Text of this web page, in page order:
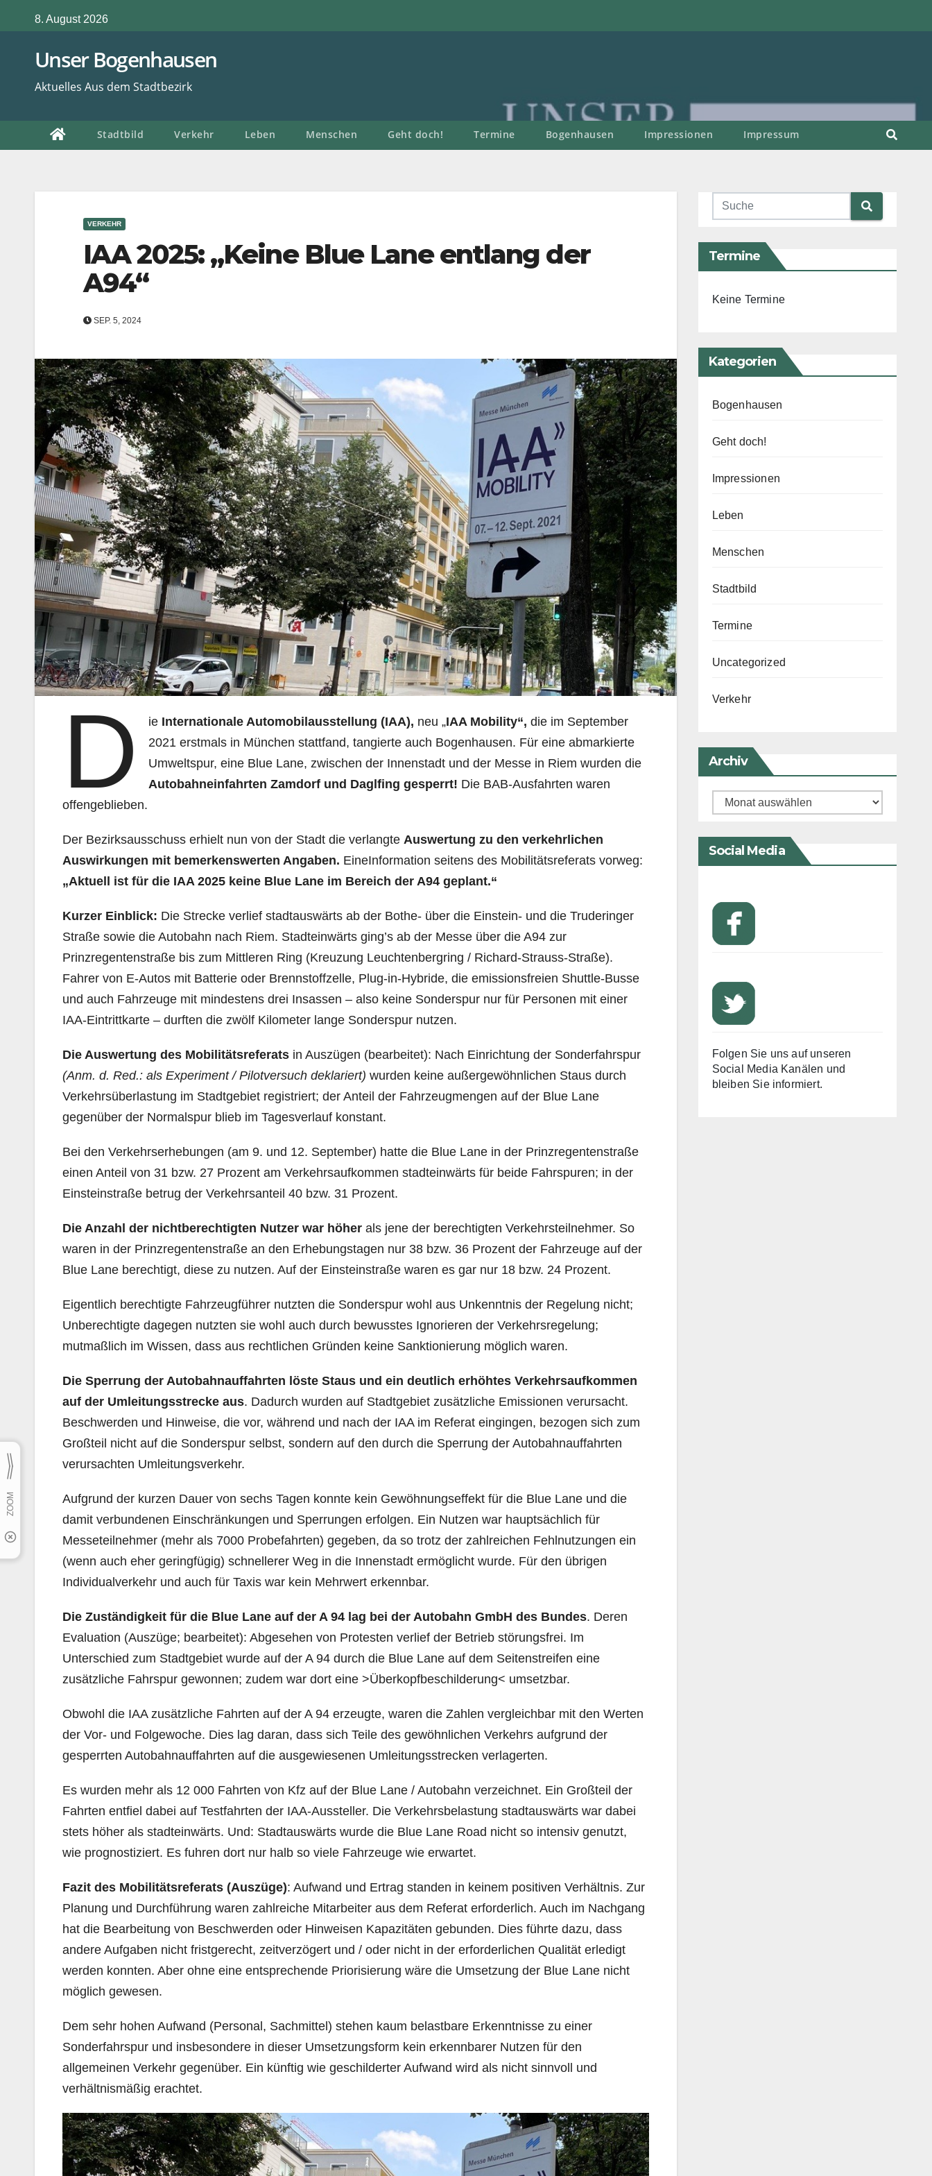
Inhalt
springen
8. August 2026
Unser Bogenhausen
Aktuelles Aus dem Stadtbezirk
Stadtbild Verkehr Leben Menschen Geht doch! Termine Bogenhausen Impressionen Impressum
VERKEHR
IAA 2025: „Keine Blue Lane entlang der
A94“
SEP. 5, 2024
D ie Internationale Automobilausstellung (IAA), neu „IAA Mobility“, die im September
2021 erstmals in München stattfand, tangierte auch Bogenhausen. Für eine abmarkierte
Umweltspur, eine Blue Lane, zwischen der Innenstadt und der Messe in Riem wurden die
Autobahneinfahrten Zamdorf und Daglfing gesperrt! Die BAB-Ausfahrten waren
offengeblieben.
Der Bezirksausschuss erhielt nun von der Stadt die verlangte Auswertung zu den verkehrlichen
Auswirkungen mit bemerkenswerten Angaben. EineInformation seitens des Mobilitätsreferats vorweg:
„Aktuell ist für die IAA 2025 keine Blue Lane im Bereich der A94 geplant.“
Kurzer Einblick: Die Strecke verlief stadtauswärts ab der Bothe- über die Einstein- und die Truderinger
Straße sowie die Autobahn nach Riem. Stadteinwärts ging’s ab der Messe über die A94 zur
Prinzregentenstraße bis zum Mittleren Ring (Kreuzung Leuchtenbergring / Richard-Strauss-Straße).
Fahrer von E-Autos mit Batterie oder Brennstoffzelle, Plug-in-Hybride, die emissionsfreien Shuttle-Busse
und auch Fahrzeuge mit mindestens drei Insassen – also keine Sonderspur nur für Personen mit einer
IAA-Eintrittkarte – durften die zwölf Kilometer lange Sonderspur nutzen.
Die Auswertung des Mobilitätsreferats in Auszügen (bearbeitet): Nach Einrichtung der Sonderfahrspur
(Anm. d. Red.: als Experiment / Pilotversuch deklariert) wurden keine außergewöhnlichen Staus durch
Verkehrsüberlastung im Stadtgebiet registriert; der Anteil der Fahrzeugmengen auf der Blue Lane
gegenüber der Normalspur blieb im Tagesverlauf konstant.
Bei den Verkehrserhebungen (am 9. und 12. September) hatte die Blue Lane in der Prinzregentenstraße
einen Anteil von 31 bzw. 27 Prozent am Verkehrsaufkommen stadteinwärts für beide Fahrspuren; in der
Einsteinstraße betrug der Verkehrsanteil 40 bzw. 31 Prozent.
Die Anzahl der nichtberechtigten Nutzer war höher als jene der berechtigten Verkehrsteilnehmer. So
waren in der Prinzregentenstraße an den Erhebungstagen nur 38 bzw. 36 Prozent der Fahrzeuge auf der
Blue Lane berechtigt, diese zu nutzen. Auf der Einsteinstraße waren es gar nur 18 bzw. 24 Prozent.
Eigentlich berechtigte Fahrzeugführer nutzten die Sonderspur wohl aus Unkenntnis der Regelung nicht;
Unberechtigte dagegen nutzten sie wohl auch durch bewusstes Ignorieren der Verkehrsregelung;
mutmaßlich im Wissen, dass aus rechtlichen Gründen keine Sanktionierung möglich waren.
Die Sperrung der Autobahnauffahrten löste Staus und ein deutlich erhöhtes Verkehrsaufkommen
auf der Umleitungsstrecke aus. Dadurch wurden auf Stadtgebiet zusätzliche Emissionen verursacht.
Beschwerden und Hinweise, die vor, während und nach der IAA im Referat eingingen, bezogen sich zum
Großteil nicht auf die Sonderspur selbst, sondern auf den durch die Sperrung der Autobahnauffahrten
verursachten Umleitungsverkehr.
Aufgrund der kurzen Dauer von sechs Tagen konnte kein Gewöhnungseffekt für die Blue Lane und die
damit verbundenen Einschränkungen und Sperrungen erfolgen. Ein Nutzen war hauptsächlich für
Messeteilnehmer (mehr als 7000 Probefahrten) gegeben, da so trotz der zahlreichen Fehlnutzungen ein
(wenn auch eher geringfügig) schnellerer Weg in die Innenstadt ermöglicht wurde. Für den übrigen
Individualverkehr und auch für Taxis war kein Mehrwert erkennbar.
Die Zuständigkeit für die Blue Lane auf der A 94 lag bei der Autobahn GmbH des Bundes. Deren
Evaluation (Auszüge; bearbeitet): Abgesehen von Protesten verlief der Betrieb störungsfrei. Im
Unterschied zum Stadtgebiet wurde auf der A 94 durch die Blue Lane auf dem Seitenstreifen eine
zusätzliche Fahrspur gewonnen; zudem war dort eine >Überkopfbeschilderung< umsetzbar.
Obwohl die IAA zusätzliche Fahrten auf der A 94 erzeugte, waren die Zahlen vergleichbar mit den Werten
der Vor- und Folgewoche. Dies lag daran, dass sich Teile des gewöhnlichen Verkehrs aufgrund der
gesperrten Autobahnauffahrten auf die ausgewiesenen Umleitungsstrecken verlagerten.
Es wurden mehr als 12 000 Fahrten von Kfz auf der Blue Lane / Autobahn verzeichnet. Ein Großteil der
Fahrten entfiel dabei auf Testfahrten der IAA-Aussteller. Die Verkehrsbelastung stadtauswärts war dabei
stets höher als stadteinwärts. Und: Stadtauswärts wurde die Blue Lane Road nicht so intensiv genutzt,
wie prognostiziert. Es fuhren dort nur halb so viele Fahrzeuge wie erwartet.
Fazit des Mobilitätsreferats (Auszüge): Aufwand und Ertrag standen in keinem positiven Verhältnis. Zur
Planung und Durchführung waren zahlreiche Mitarbeiter aus dem Referat erforderlich. Auch im Nachgang
hat die Bearbeitung von Beschwerden oder Hinweisen Kapazitäten gebunden. Dies führte dazu, dass
andere Aufgaben nicht fristgerecht, zeitverzögert und / oder nicht in der erforderlichen Qualität erledigt
werden konnten. Aber ohne eine entsprechende Priorisierung wäre die Umsetzung der Blue Lane nicht
möglich gewesen.
Dem sehr hohen Aufwand (Personal, Sachmittel) stehen kaum belastbare Erkenntnisse zu einer
Sonderfahrspur und insbesondere in dieser Umsetzungsform kein erkennbarer Nutzen für den
allgemeinen Verkehr gegenüber. Ein künftig wie geschilderter Aufwand wird als nicht sinnvoll und
verhältnismäßig erachtet.
Termine
Keine Termine
Kategorien
Bogenhausen
Geht doch!
Impressionen
Leben
Menschen
Stadtbild
Termine
Uncategorized
Verkehr
Archiv
Archiv
Social Media
Folgen Sie uns auf unseren
Social Media Kanälen und
bleiben Sie informiert.